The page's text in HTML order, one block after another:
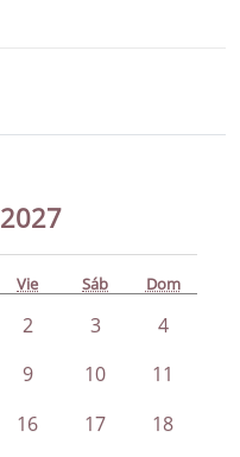
2027
Vie Sáb Dom
2 3
4
9 10
11
16 17 18